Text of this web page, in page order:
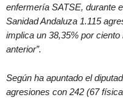
enfermería SATSE, durante
Sanidad Andaluza 1.115
implica un 38,35% por
anterior”.
Según ha apuntado el
agresiones con 242 (67